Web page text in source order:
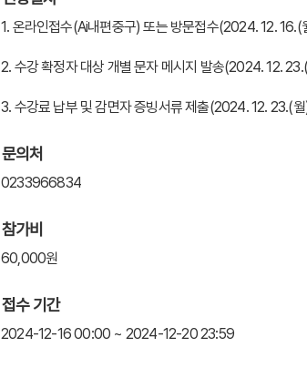
1. 온라인접수(Ai내편중구) 또는 방문접수(2024. 12.
2. 수강 확정자 대상 개별 문자 메시지 발송(2024. 12.
3. 수강료 납부 및 감면자 증빙서류 제출(2024. 12. 23.(
문의처
0233966834
참가비
60,000원
접수 기간
2024-12-16 00:00 ~ 2024-12-20 23:59